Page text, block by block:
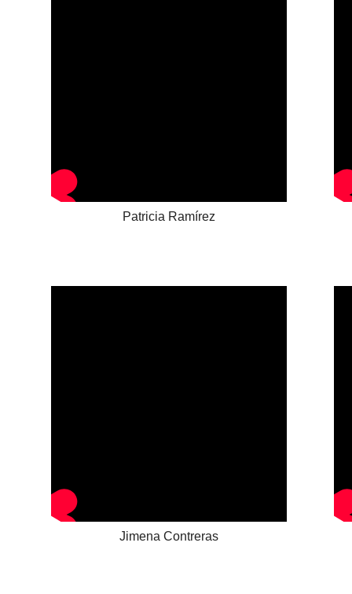
Patricia Ramírez
Jimena Contreras